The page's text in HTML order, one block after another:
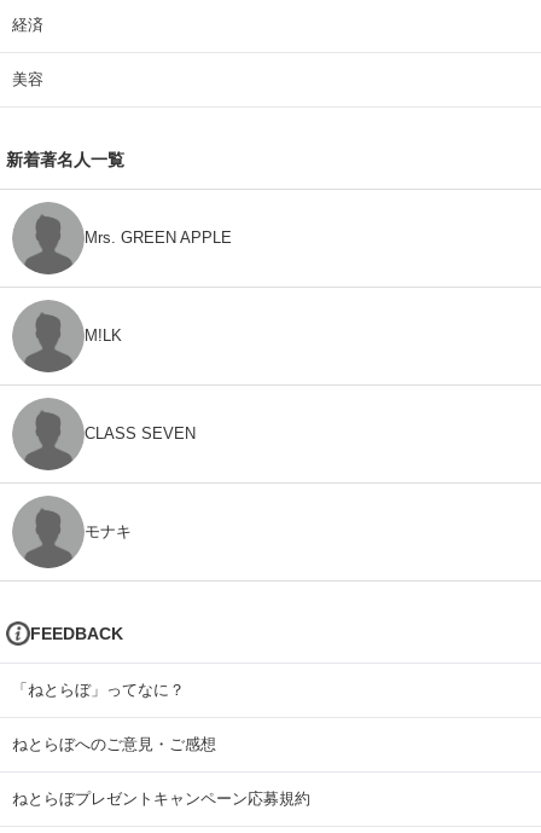
経済
美容
新着著名人一覧
Mrs. GREEN APPLE
M!LK
CLASS SEVEN
モナキ
FEEDBACK
「ねとらぼ」ってなに？
ねとらぼへのご意見・ご感想
ねとらぼプレゼントキャンペーン応募規約